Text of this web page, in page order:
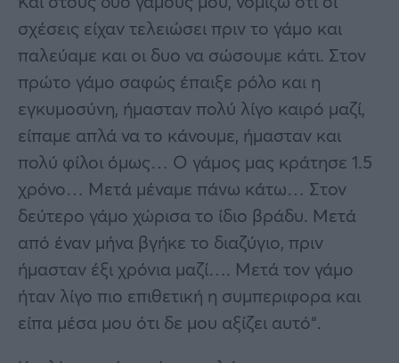
σχέσεις είχαν τελειώσει πριν το γάμο και
παλεύαμε και οι δυο να σώσουμε κάτι. Στον
πρώτο γάμο σαφώς έπαιξε ρόλο και η
εγκυμοσύνη, ήμασταν πολύ λίγο καιρό μαζί,
είπαμε απλά να το κάνουμε, ήμασταν και
πολύ φίλοι όμως… Ο γάμος μας κράτησε 1.5
χρόνο… Μετά μέναμε πάνω κάτω… Στον
δεύτερο γάμο χώρισα το ίδιο βράδυ. Μετά
από έναν μήνα βγήκε το διαζύγιο, πριν
ήμασταν έξι χρόνια μαζί…. Μετά τον γάμο
ήταν λίγο πιο επιθετική η συμπεριφορα και
είπα μέσα μου ότι δε μου αξίζει αυτό“.